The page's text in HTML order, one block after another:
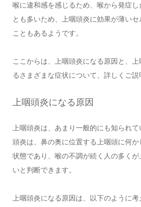
喉に違和感を感じるため、喉から発症し
とも多いため、上咽頭炎に効果が薄い
こともあるようです。
ここからは、上咽頭炎になる原因と、上
るさまざまな症状について、詳しくご説
上咽頭炎になる原因
上咽頭炎は、あまり一般的にも知られ
頭炎は、鼻の奥に位置する上咽頭に何
状態であり、喉の不調が続く人の多く
いと判断できます。
上咽頭炎になる原因は、以下のように考